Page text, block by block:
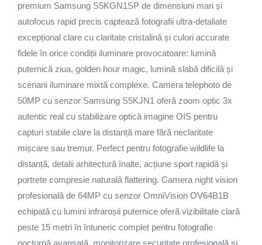
premium Samsung S5KGN1SP de dimensiuni mari și
autofocus rapid precis captează fotografii ultra-detaliate
excepțional clare cu claritate cristalină și culori accurate
fidele în orice condiții iluminare provocatoare: lumină
puternică ziua, golden hour magic, lumină slabă dificilă și
scenarii iluminare mixtă complexe. Camera telephoto de
50MP cu senzor Samsung S5KJN1 oferă zoom optic 3x
autentic real cu stabilizare optică imagine OIS pentru
capturi stabile clare la distanță mare fără neclaritate
mișcare sau tremur. Perfect pentru fotografie wildlife la
distanță, detalii arhitectură înalte, acțiune sport rapidă și
portrete compresie naturală flattering. Camera night vision
profesională de 64MP cu senzor OmniVision OV64B1B
echipată cu lumini infraroșii puternice oferă vizibilitate clară
peste 15 metri în întuneric complet pentru fotografie
nocturnă avansată, monitorizare securitate profesională și